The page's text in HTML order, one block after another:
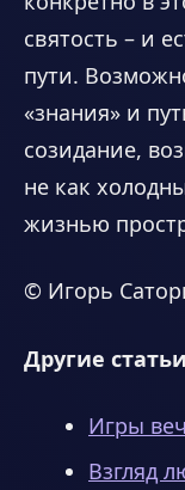
святость – и
пути.
«знания» и
созидание,
не как
жизнью
© Игорь
Другие
Игры
Взгляд